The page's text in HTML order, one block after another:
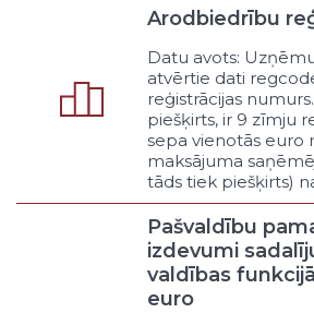
Teritorijas
Vides ilgtspējības
nodrošināšana
Būvniecības
nodrošināšana
Ēku un būvju
uzraudzība
Citi telpiskās
būvniecības
pasākumi
Komunālie
utilities”)
Arodbiedrību
Datu avots:
atvērtie dati
reģistrācijas
piešķirts, ir 9 zīmju
sepa vienotās euro
maksājuma
tāds tiek piešķirts)
Pašvaldību
izdevumi
valdības
euro